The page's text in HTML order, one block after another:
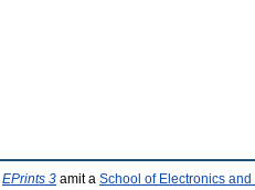
EPrints 3 amit a School of Electronics